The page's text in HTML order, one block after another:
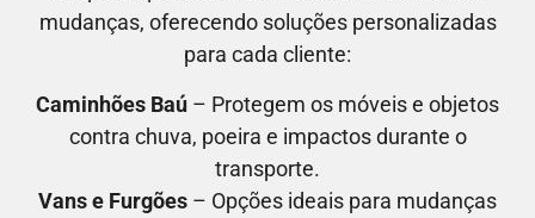
mudanças, oferecendo soluções personalizadas
para cada cliente:
Caminhões Baú – Protegem os móveis e objetos
contra chuva, poeira e impactos durante o
transporte.
Vans e Furgões – Opções ideais para mudanças